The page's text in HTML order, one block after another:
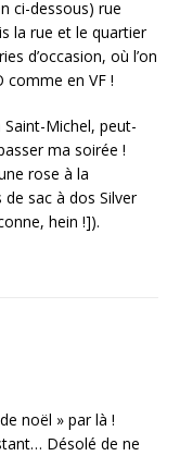
ci-dessous) rue
la rue et le quartier
d’occasion, où l’on
comme en VF !
Saint-Michel, peut-
ma soirée !
rose à la
sac à dos Silver
hein !]).
noël » par là !
Désolé de ne